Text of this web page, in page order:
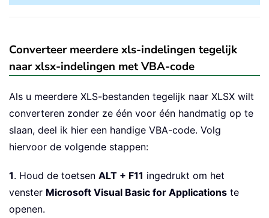
Converteer meerdere xls-indelingen tegelijk
naar xlsx-indelingen met VBA-code
Als u meerdere XLS-bestanden tegelijk naar XLSX wilt
converteren zonder ze één voor één handmatig op te
slaan, deel ik hier een handige VBA-code. Volg
hiervoor de volgende stappen:
1. Houd de toetsen ALT + F11 ingedrukt om het
venster Microsoft Visual Basic for Applications te
openen.